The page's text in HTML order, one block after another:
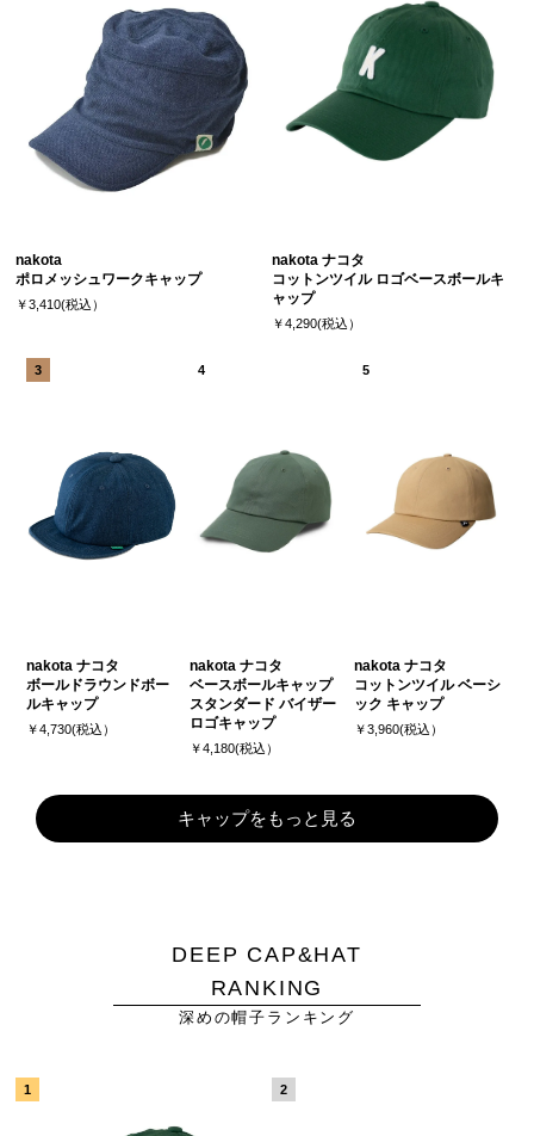
nakota
ポロメッシュワークキャップ
￥3,410(税込）
nakota ナコタ
コットンツイル ロゴベースボールキ
ャップ
￥4,290(税込）
nakota ナコタ
ボールドラウンドボー
ルキャップ
￥4,730(税込）
nakota ナコタ
ベースボールキャップ
スタンダード バイザー
ロゴキャップ
￥4,180(税込）
nakota ナコタ
コットンツイル ベーシ
ック キャップ
￥3,960(税込）
キャップをもっと見る
DEEP CAP&HAT
RANKING
深めの帽子ランキング